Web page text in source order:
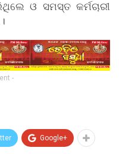
ଓ ସମସ୍ତ କର୍ମଚାରୀ
-
Google+